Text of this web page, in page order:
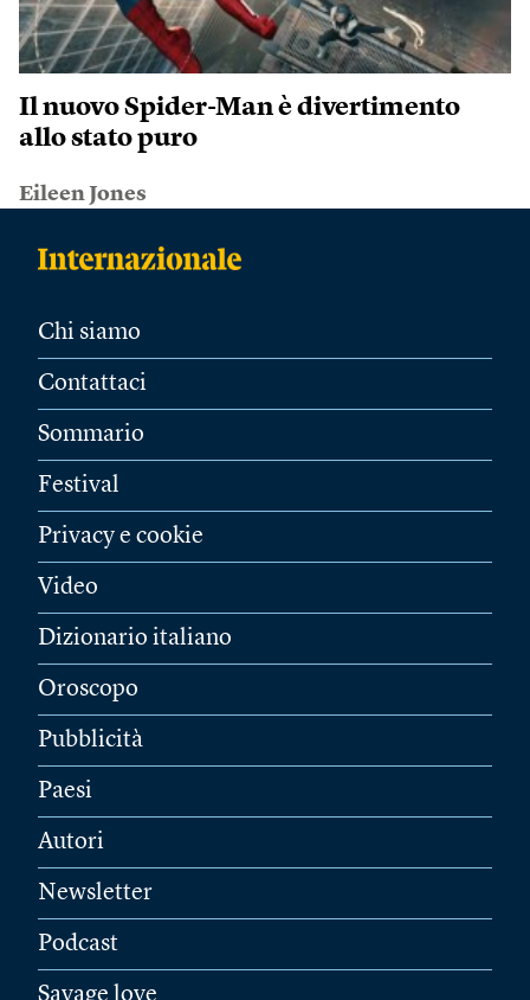
Il nuovo Spider-Man è divertimento
allo stato puro
Eileen Jones
Chi siamo
Contattaci
Sommario
Festival
Privacy e cookie
Video
Dizionario italiano
Oroscopo
Pubblicità
Paesi
Autori
Newsletter
Podcast
Savage love